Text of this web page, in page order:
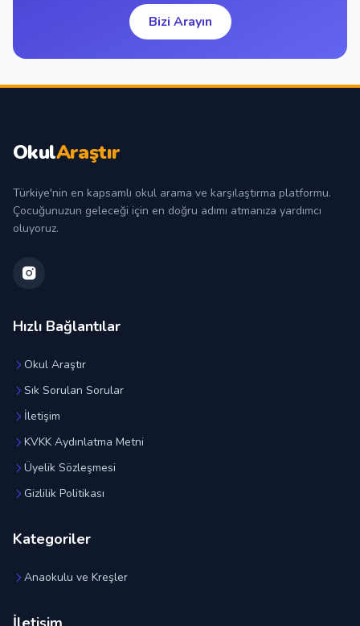
Bizi Arayın
OkulAraştır
Türkiye'nin en kapsamlı okul arama ve karşılaştırma platformu.
Çocuğunuzun geleceği için en doğru adımı atmanıza yardımcı
oluyoruz.
Hızlı Bağlantılar
Okul Araştır
Sık Sorulan Sorular
İletişim
KVKK Aydınlatma Metni
Üyelik Sözleşmesi
Gizlilik Politikası
Kategoriler
Anaokulu ve Kreşler